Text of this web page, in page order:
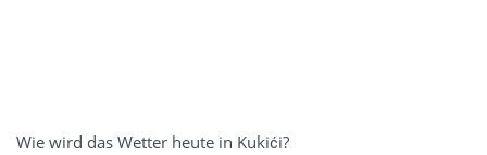
Wie wird das Wetter heute in Kukići?